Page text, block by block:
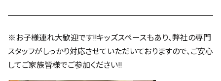
※お子様連れ大歓迎です!!キッズスペースもあり、弊社の専門
スタッフがしっかり対応させていただいておりますので、ご安心
してご家族皆様でご参加ください!!